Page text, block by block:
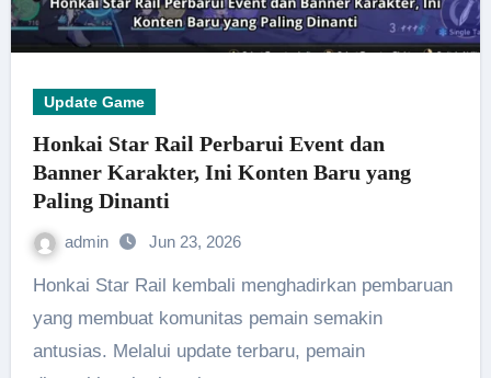
Update Game
Honkai Star Rail Perbarui Event dan
Banner Karakter, Ini Konten Baru yang
Paling Dinanti
admin Jun 23, 2026
Honkai Star Rail kembali menghadirkan pembaruan
yang membuat komunitas pemain semakin
antusias. Melalui update terbaru, pemain